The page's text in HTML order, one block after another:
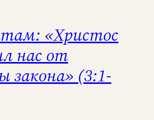
«Христос
нас от
закона» (3:1-